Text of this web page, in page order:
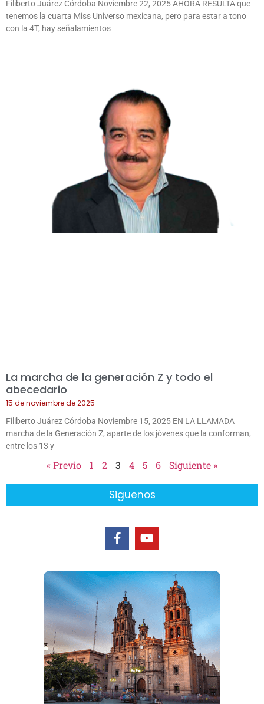
Filiberto Juárez Córdoba Noviembre 22, 2025 AHORA RESULTA que
tenemos la cuarta Miss Universo mexicana, pero para estar a tono
con la 4T, hay señalamientos
La marcha de la generación Z y todo el
abecedario
15 de noviembre de 2025
Filiberto Juárez Córdoba Noviembre 15, 2025 EN LA LLAMADA
marcha de la Generación Z, aparte de los jóvenes que la conforman,
entre los 13 y
« Previo 1 2 3 4 5 6 Siguiente »
Siguenos